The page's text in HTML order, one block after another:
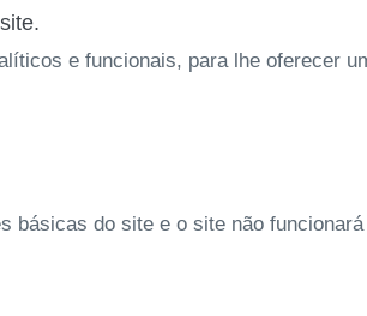
e funcionais, para lhe oferecer
do site e o site não